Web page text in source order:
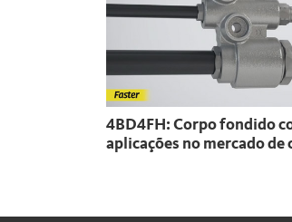
4BD4FH: Corpo fondido
aplicações no mercado de